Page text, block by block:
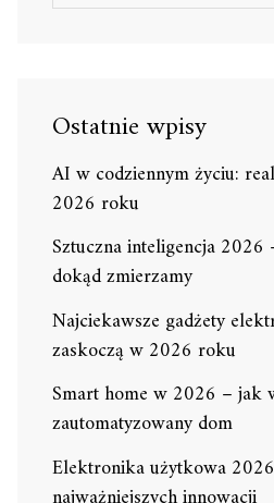
Ostatnie wpisy
AI w codziennym życiu:
2026 roku
Sztuczna inteligencja 2026
dokąd zmierzamy
Najciekawsze gadżety
zaskoczą w 2026 roku
Smart home w 2026 – jak
zautomatyzowany dom
Elektronika użytkowa